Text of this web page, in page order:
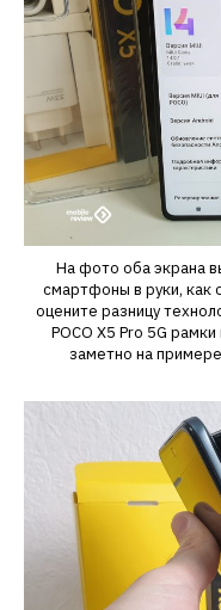
На фото оба экрана
смартфоны в руки, как
оцените разницу
POCO X5 Pro 5G
заметно на